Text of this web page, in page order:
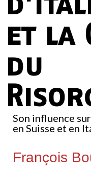
et la
du
Son influence
en Suisse et en
François